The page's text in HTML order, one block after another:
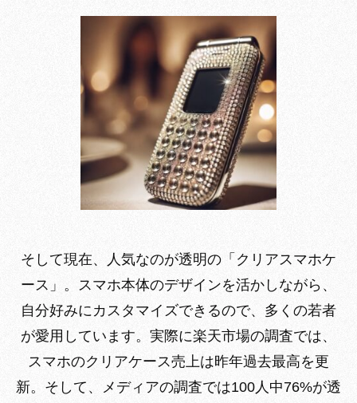
そして現在、人気なのが透明の「クリアスマホケ
ース」。スマホ本体のデザインを活かしながら、
自分好みにカスタマイズできるので、多くの若者
が愛用しています。実際に楽天市場の調査では、
スマホのクリアケース売上は昨年過去最高を更
新。そして、メディアの調査では100人中76%が透